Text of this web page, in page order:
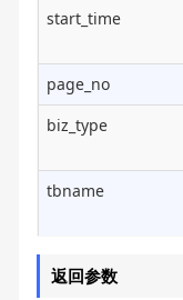
start_time
page_no
biz_type
tbname
返回参数